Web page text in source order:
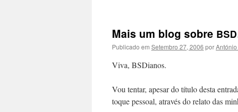
Mais um blog sobre BSD
Publicado em Setembro 27, 2006 por
Viva, BSDi­anos.
Vou ten­tar, ape­sar do títu­lo des­ta
toque pes­soal, através do rela­to das